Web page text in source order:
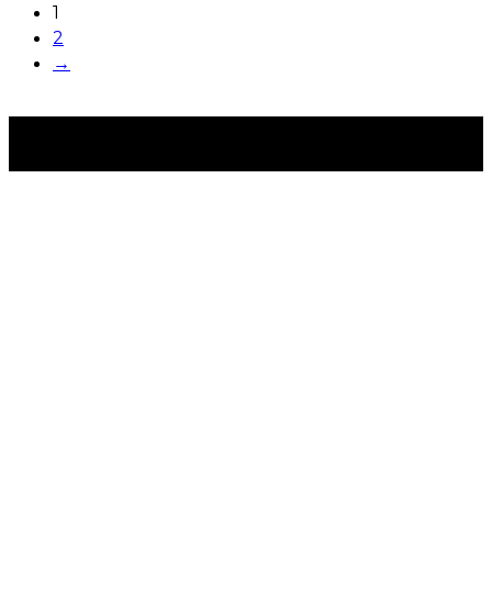
1
2
→